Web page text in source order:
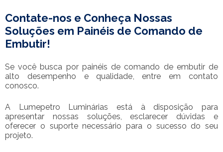
Contate-nos e Conheça Nossas
Soluções em Painéis de Comando de
Embutir!
Se você busca por painéis de comando de embutir de
alto desempenho e qualidade, entre em contato
conosco.
A Lumepetro Luminárias está à disposição para
apresentar nossas soluções, esclarecer dúvidas e
oferecer o suporte necessário para o sucesso do seu
projeto.